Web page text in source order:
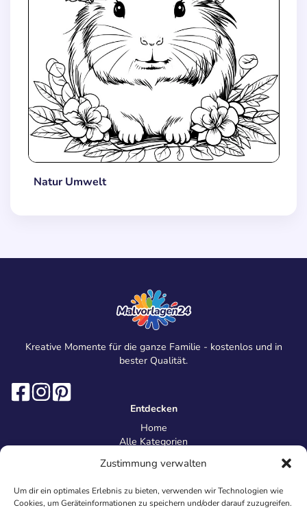
Zustimmung verwalten
Um dir ein optimales Erlebnis zu bieten, verwenden wir Technologien wie
Cookies, um Geräteinformationen zu speichern und/oder darauf zuzugreifen.
Natur Umwelt
Kreative Momente für die ganze Familie - kostenlos und in
bester Qualität.
Entdecken
Home
Alle Kategorien
Information
Über uns
Kontakt